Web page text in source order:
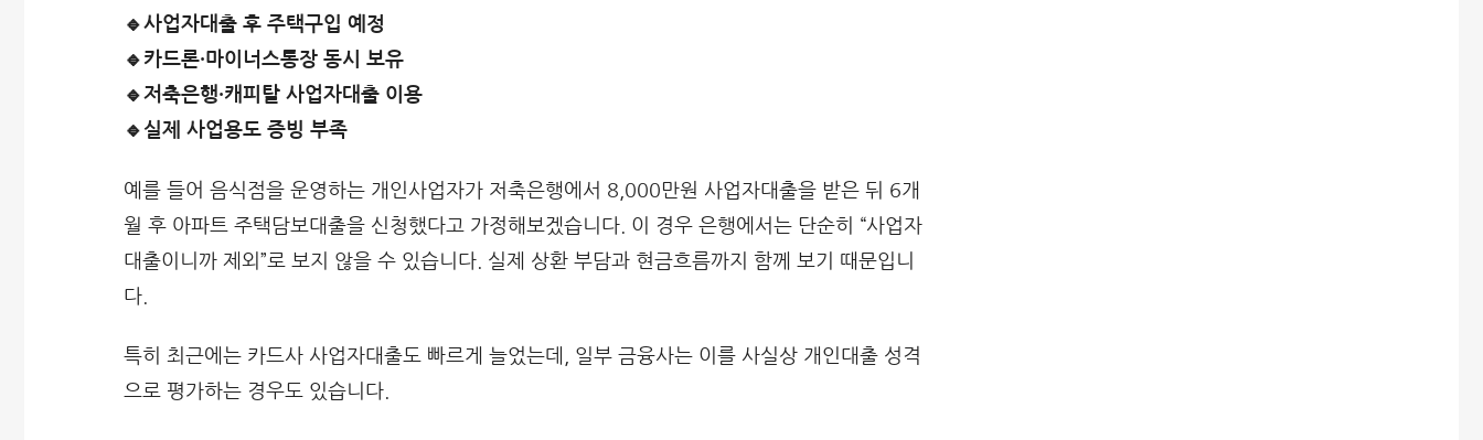
🔹사업자대출 후 주택구입 예정
🔹카드론·마이너스통장 동시 보유
🔹저축은행·캐피탈 사업자대출 이용
🔹실제 사업용도 증빙 부족
예를 들어 음식점을 운영하는 개인사업자가 저축은행에서 8,000만원 사업자대출을 받은 뒤 6개
월 후 아파트 주택담보대출을 신청했다고 가정해보겠습니다. 이 경우 은행에서는 단순히 “사업자
대출이니까 제외”로 보지 않을 수 있습니다. 실제 상환 부담과 현금흐름까지 함께 보기 때문입니
다.
특히 최근에는 카드사 사업자대출도 빠르게 늘었는데, 일부 금융사는 이를 사실상 개인대출 성격
으로 평가하는 경우도 있습니다.